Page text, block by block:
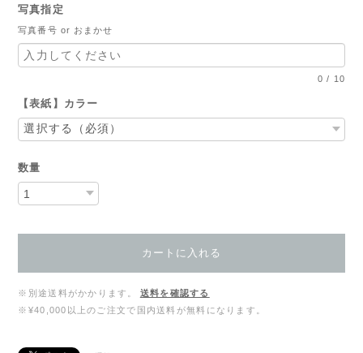
写真指定
写真番号 or おまかせ
0 / 10
【表紙】カラー
数量
カートに入れる
※別途送料がかかります。
送料を確認する
※¥40,000以上のご注文で国内送料が無料になります。